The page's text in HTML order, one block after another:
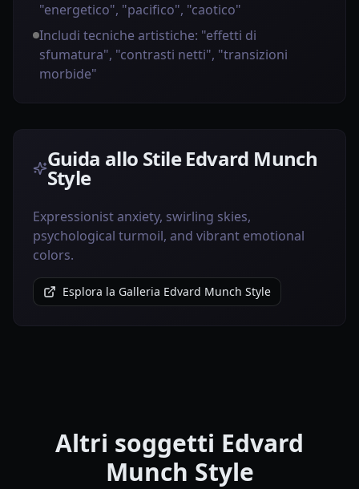
"energetico", "pacifico", "caotico"
Includi tecniche artistiche: "effetti di
sfumatura", "contrasti netti", "transizioni
morbide"
Guida allo Stile Edvard Munch
Style
Expressionist anxiety, swirling skies,
psychological turmoil, and vibrant emotional
colors.
Esplora la Galleria Edvard Munch Style
Altri soggetti Edvard
Munch Style